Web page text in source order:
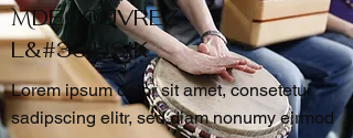
MDÉCOUVREZ
L&#39;USIK
Lorem ipsum dolor sit amet, consetetur
sadipscing elitr, sed diam nonumy eirmod